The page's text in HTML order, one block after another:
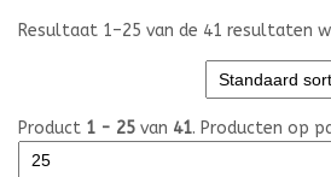
Resultaat 1–25 van de 41 resultaten
Product 1 - 25 van 41. Producten op